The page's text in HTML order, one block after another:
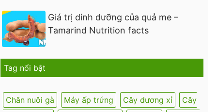
Giá trị dinh dưỡng của quả me –
Tamarind Nutrition facts
Tag nổi bật
Chăn nuôi gà Máy ấp trứng Cây dương xỉ
Cây